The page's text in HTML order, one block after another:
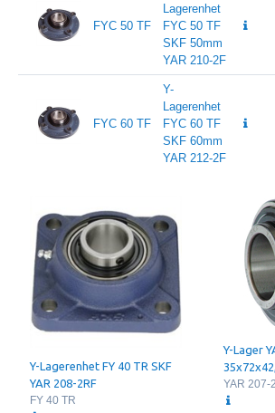
FYC 50 TF
Lagerenhet
FYC 50 TF
SKF 50mm
YAR 210-2F
FYC 60 TF
Y-
Lagerenhet
FYC 60 TF
SKF 60mm
YAR 212-2F
Y-Lagerenhet FY 40 TR SKF
YAR 208-2RF
FY 40 TR
Y-Lager
YAR 207-